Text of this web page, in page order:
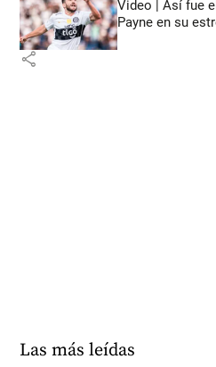
Video | Así fue
Payne en su
share
Las más leídas